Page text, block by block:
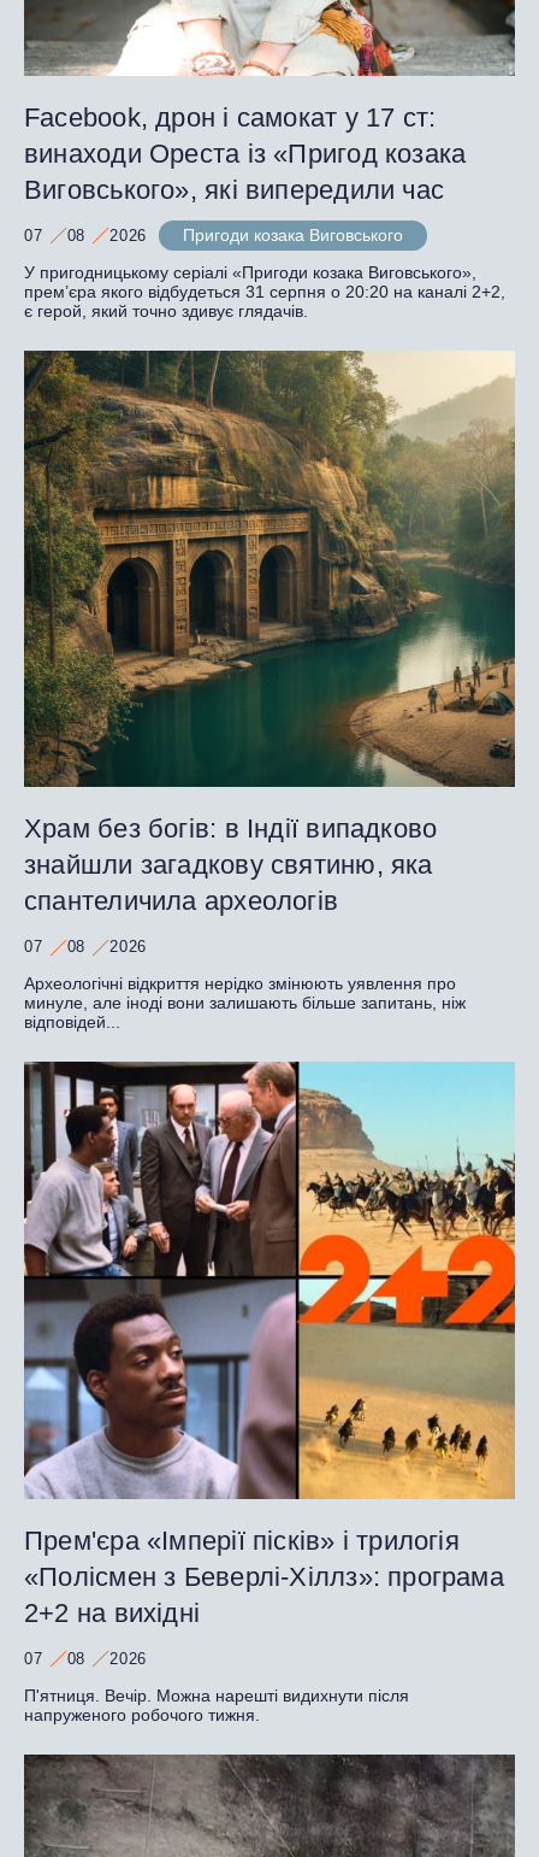
Facebook, дрон і самокат у 17 ст:
винаходи Ореста із «Пригод козака
Виговського», які випередили час
07 08 2026
Пригоди козака Виговського
У пригодницькому серіалі «Пригоди козака Виговського»,
прем’єра якого відбудеться 31 серпня о 20:20 на каналі 2+2,
є герой, який точно здивує глядачів.
Храм без богів: в Індії випадково
знайшли загадкову святиню, яка
спантеличила археологів
07 08 2026
Археологічні відкриття нерідко змінюють уявлення про
минуле, але іноді вони залишають більше запитань, ніж
відповідей...
Прем'єра «Імперії пісків» і трилогія
«Полісмен з Беверлі-Хіллз»: програма
2+2 на вихідні
07 08 2026
П'ятниця. Вечір. Можна нарешті видихнути після
напруженого робочого тижня.